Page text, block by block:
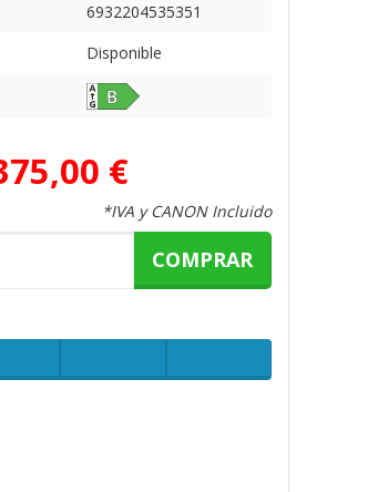
6932204535351
Disponible
€
*IVA y CANON Incluido
COMPRAR